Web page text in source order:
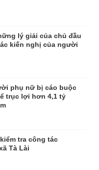
lý giải của chủ đầu
kiến nghị của người
phụ nữ bị cáo buộc
trục lợi hơn 4,1 tỷ
tra công tác
Tà Lài